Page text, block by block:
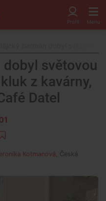
světovou
z kavárny,
Datel
Kotmanová
Česká